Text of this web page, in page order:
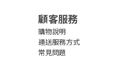
顧客服務
購物說明
運送服務方式
常見問題